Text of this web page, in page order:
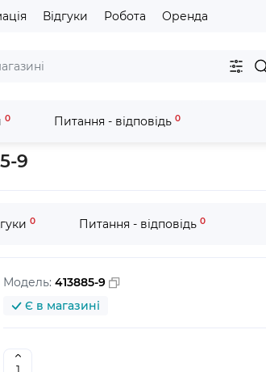
Відгуки Робота Оренда
0 Питання - відповідь 0
UM110D Makita 413885-9
9
0 Питання - відповідь 0
Модель: 413885-9
Є в магазині